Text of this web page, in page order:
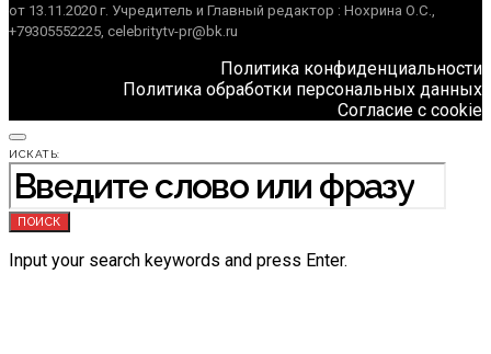
от 13.11.2020 г. Учредитель и Главный редактор : Нохрина О.С.,
+79305552225, celebritytv-pr@bk.ru
Политика конфиденциальности
Политика обработки персональных данных
Согласие с cookie
ИСКАТЬ:
ПОИСК
Input your search keywords and press Enter.